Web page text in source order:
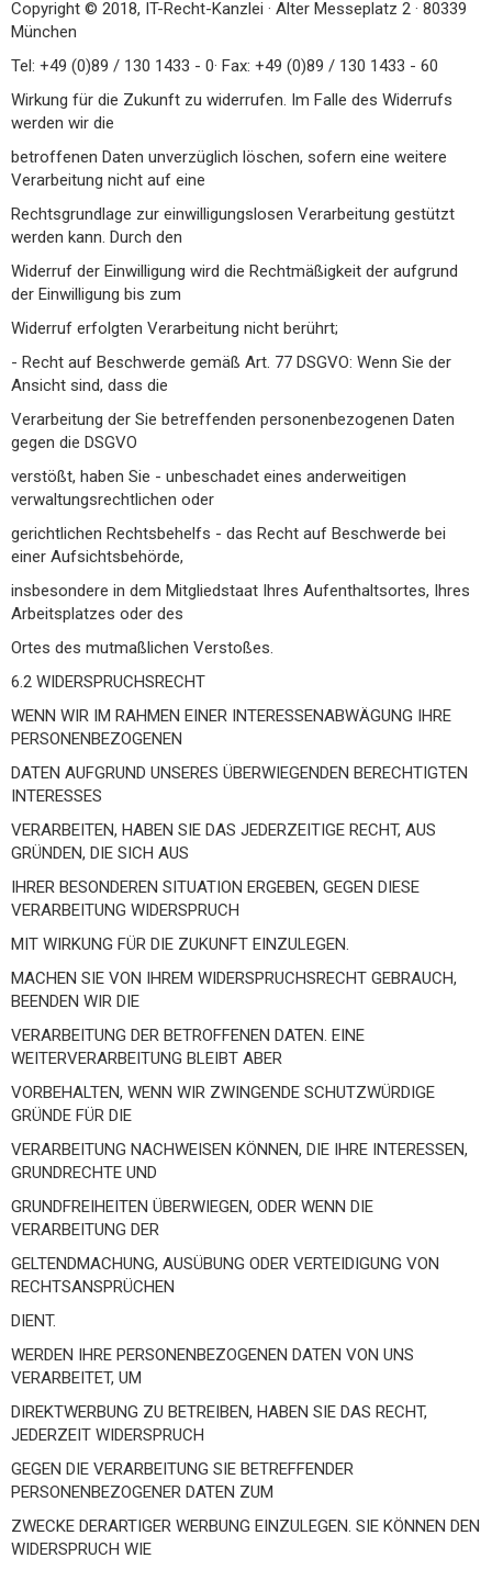
Copyright © 2018, IT-Recht-Kanzlei · Alter Messeplatz 2 · 80339
München
Tel: +49 (0)89 / 130 1433 - 0· Fax: +49 (0)89 / 130 1433 - 60
Wirkung für die Zukunft zu widerrufen. Im Falle des Widerrufs
werden wir die
betroffenen Daten unverzüglich löschen, sofern eine weitere
Verarbeitung nicht auf eine
Rechtsgrundlage zur einwilligungslosen Verarbeitung gestützt
werden kann. Durch den
Widerruf der Einwilligung wird die Rechtmäßigkeit der aufgrund
der Einwilligung bis zum
Widerruf erfolgten Verarbeitung nicht berührt;
- Recht auf Beschwerde gemäß Art. 77 DSGVO: Wenn Sie der
Ansicht sind, dass die
Verarbeitung der Sie betreffenden personenbezogenen Daten
gegen die DSGVO
verstößt, haben Sie - unbeschadet eines anderweitigen
verwaltungsrechtlichen oder
gerichtlichen Rechtsbehelfs - das Recht auf Beschwerde bei
einer Aufsichtsbehörde,
insbesondere in dem Mitgliedstaat Ihres Aufenthaltsortes, Ihres
Arbeitsplatzes oder des
Ortes des mutmaßlichen Verstoßes.
6.2 WIDERSPRUCHSRECHT
WENN WIR IM RAHMEN EINER INTERESSENABWÄGUNG IHRE
PERSONENBEZOGENEN
DATEN AUFGRUND UNSERES ÜBERWIEGENDEN BERECHTIGTEN
INTERESSES
VERARBEITEN, HABEN SIE DAS JEDERZEITIGE RECHT, AUS
GRÜNDEN, DIE SICH AUS
IHRER BESONDEREN SITUATION ERGEBEN, GEGEN DIESE
VERARBEITUNG WIDERSPRUCH
MIT WIRKUNG FÜR DIE ZUKUNFT EINZULEGEN.
MACHEN SIE VON IHREM WIDERSPRUCHSRECHT GEBRAUCH,
BEENDEN WIR DIE
VERARBEITUNG DER BETROFFENEN DATEN. EINE
WEITERVERARBEITUNG BLEIBT ABER
VORBEHALTEN, WENN WIR ZWINGENDE SCHUTZWÜRDIGE
GRÜNDE FÜR DIE
VERARBEITUNG NACHWEISEN KÖNNEN, DIE IHRE INTERESSEN,
GRUNDRECHTE UND
GRUNDFREIHEITEN ÜBERWIEGEN, ODER WENN DIE
VERARBEITUNG DER
GELTENDMACHUNG, AUSÜBUNG ODER VERTEIDIGUNG VON
RECHTSANSPRÜCHEN
DIENT.
WERDEN IHRE PERSONENBEZOGENEN DATEN VON UNS
VERARBEITET, UM
DIREKTWERBUNG ZU BETREIBEN, HABEN SIE DAS RECHT,
JEDERZEIT WIDERSPRUCH
GEGEN DIE VERARBEITUNG SIE BETREFFENDER
PERSONENBEZOGENER DATEN ZUM
ZWECKE DERARTIGER WERBUNG EINZULEGEN. SIE KÖNNEN DEN
WIDERSPRUCH WIE